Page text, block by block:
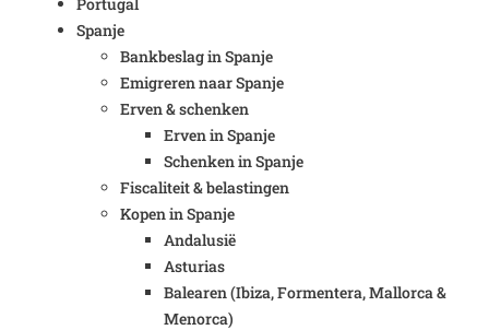
Spanje
Bankbeslag in Spanje
Emigreren naar Spanje
Erven & schenken
Erven in Spanje
Schenken in Spanje
Fiscaliteit & belastingen
Kopen in Spanje
Andalusië
Asturias
Balearen (Ibiza, Formentera, Mallorca &
Menorca)